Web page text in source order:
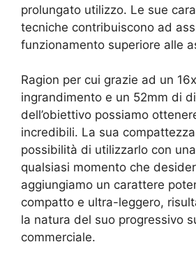
prolungato utilizzo. Le sue
tecniche contribuiscono ad
funzionamento superiore alle
Ragion per cui grazie ad un
ingrandimento e un 52mm di
dell’obiettivo possiamo
incredibili. La sua
possibilità di utilizzarlo con
qualsiasi momento che
aggiungiamo un carattere
compatto e ultra-leggero,
la natura del suo progressivo
commerciale.